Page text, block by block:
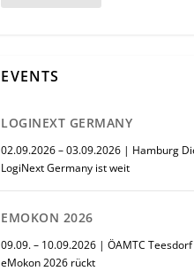
EVENTS
LOGINEXT GERMANY
02.09.2026 – 03.09.2026 | Hamburg
LogiNext Germany ist weit
EMOKON 2026
09.09. – 10.09.2026 | ÖAMTC
eMokon 2026 rückt